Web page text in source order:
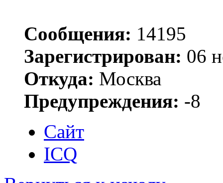
Сообщения: 14195
Зарегистрирован: 06
Откуда: Москва
Предупреждения: -8
Сайт
ICQ